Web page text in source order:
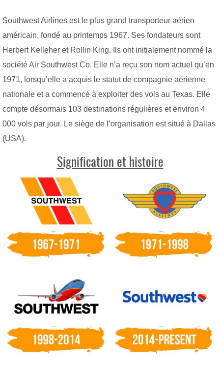
Southwest Airlines est le plus grand transporteur aérien
américain, fondé au printemps 1967. Ses fondateurs sont
Herbert Kelleher et Rollin King. Ils ont initialement nommé la
société Air Southwest Co. Elle n’a reçu son nom actuel qu’en
1971, lorsqu’elle a acquis le statut de compagnie aérienne
nationale et a commencé à exploiter des vols au Texas. Elle
compte désormais 103 destinations régulières et environ 4
000 vols par jour. Le siège de l’organisation est situé à Dallas
(USA).
Signification et histoire